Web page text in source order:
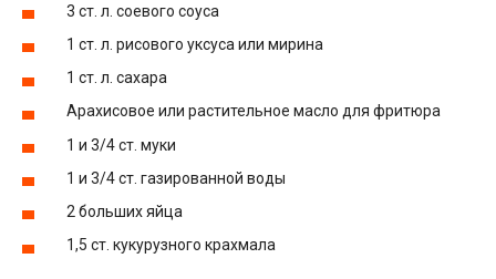
3 ст. л. соевого соуса
1 ст. л. рисового уксуса или мирина
1 ст. л. сахара
Арахисовое или растительное масло для фритюра
1 и 3/4 ст. муки
1 и 3/4 ст. газированной воды
2 больших яйца
1,5 ст. кукурузного крахмала